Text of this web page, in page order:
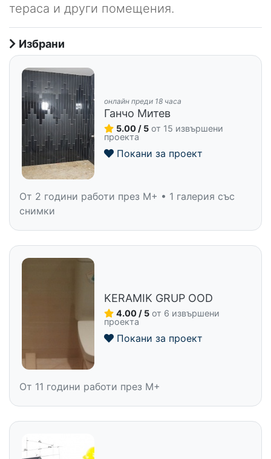
тераса и други помещения.
Избрани
онлайн преди 18 часа
Ганчо Митев
5.00 / 5 от 15 извършени
проекта
Покани за проект
От 2 години работи през M+ • 1 галерия със
снимки
KERAMIK GRUP OOD
4.00 / 5 от 6 извършени
проекта
Покани за проект
От 11 години работи през M+